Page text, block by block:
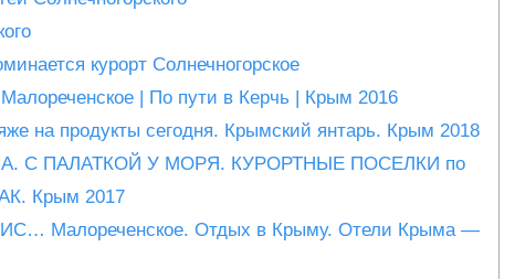
курорт Солнечногорское
Малореченское | По пути в Керчь | Крым 2016
на продукты сегодня. Крымский янтарь. Крым 2018
С ПАЛАТКОЙ У МОРЯ. КУРОРТНЫЕ ПОСЕЛКИ по
Крым 2017
Малореченское. Отдых в Крыму. Отели Крыма —